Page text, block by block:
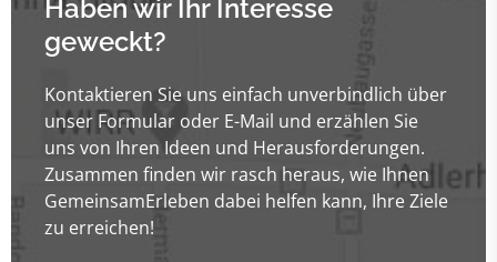
Haben wir Ihr Interesse
geweckt?
Kontaktieren Sie uns einfach unverbindlich über
unser Formular oder E-Mail und erzählen Sie
uns von Ihren Ideen und Herausforderungen.
Zusammen finden wir rasch heraus, wie Ihnen
GemeinsamErleben dabei helfen kann, Ihre Ziele
zu erreichen!